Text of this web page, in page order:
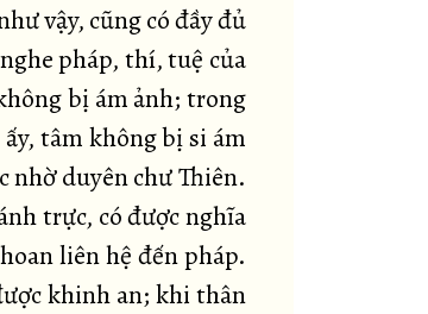
vậy, cũng có đầy đủ
pháp, thí, tuệ của
bị ám ảnh; trong
tâm không bị si ám
nhờ duyên chư Thiên.
trực, có được nghĩa
liên hệ đến pháp.
khinh an; khi thân